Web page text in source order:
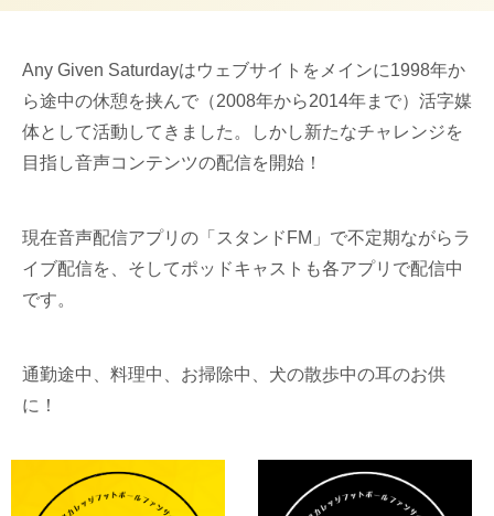
Any Given Saturdayはウェブサイトをメインに1998年か
ら途中の休憩を挟んで（2008年から2014年まで）活字媒
体として活動してきました。しかし新たなチャレンジを
目指し音声コンテンツの配信を開始！
現在音声配信アプリの「スタンドFM」で不定期ながらラ
イブ配信を、そしてポッドキャストも各アプリで配信中
です。
通勤途中、料理中、お掃除中、犬の散歩中の耳のお供
に！